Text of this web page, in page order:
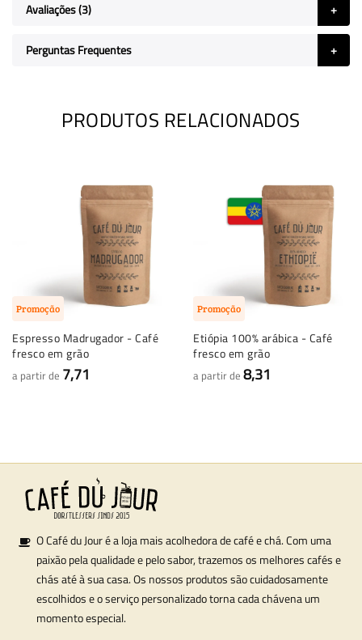
Avaliações 3
Perguntas Frequentes
PRODUTOS RELACIONADOS
Promoção
Espresso Madrugador - Café
fresco em grão
a partir de 7,71
Promoção
Etiópia 100% arábica - Café
fresco em grão
a partir de 8,31
O Café du Jour é a loja mais acolhedora de café e chá. Com uma
paixão pela qualidade e pelo sabor, trazemos os melhores cafés e
chás até à sua casa. Os nossos produtos são cuidadosamente
escolhidos e o serviço personalizado torna cada chávena um
momento especial.